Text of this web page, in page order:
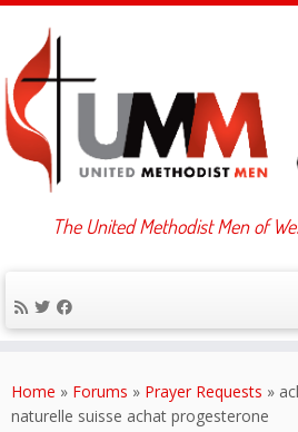
to
content
The United Methodist Men of
Home » Forums » Prayer Requests »
naturelle suisse achat progesterone